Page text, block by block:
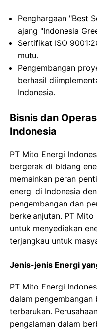
Penghargaan "Best
ajang "Indonesia
Sertifikat ISO
mutu.
Pengembangan
berhasil
Indonesia.
Bisnis dan
Indonesia
PT Mito Energi
bergerak di bidang
memainkan peran
energi di Indonesia
pengembangan dan
berkelanjutan. PT
untuk menyediakan
terjangkau untuk
Jenis-jenis Energi
PT Mito Energi
dalam pengembangan
terbarukan.
pengalaman dalam